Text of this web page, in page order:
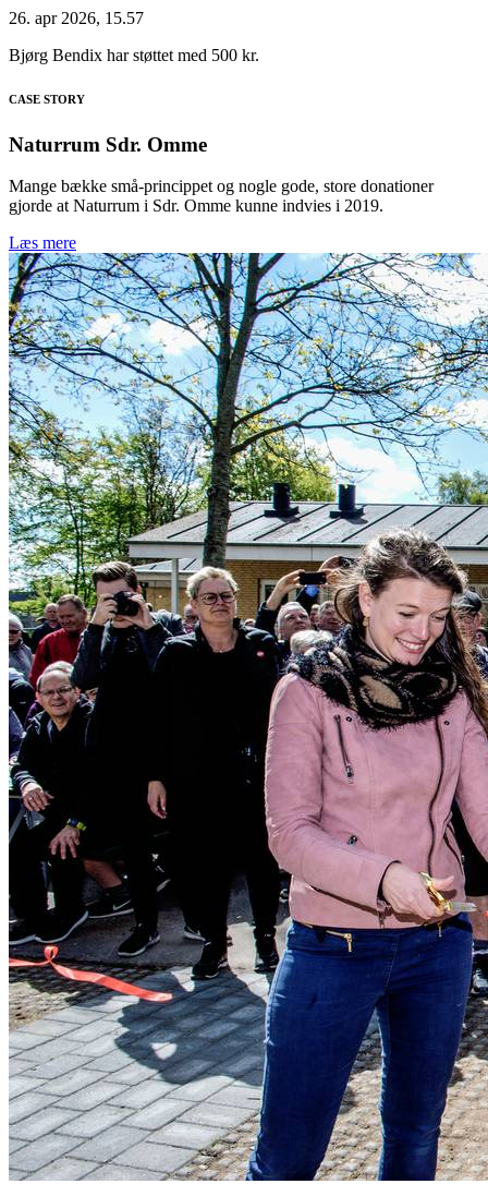
26. apr 2026, 15.57
Bjørg Bendix har støttet med 500 kr.
CASE STORY
Naturrum Sdr. Omme
Mange bække små-princippet og nogle gode, store donationer
gjorde at Naturrum i Sdr. Omme kunne indvies i 2019.
Læs mere